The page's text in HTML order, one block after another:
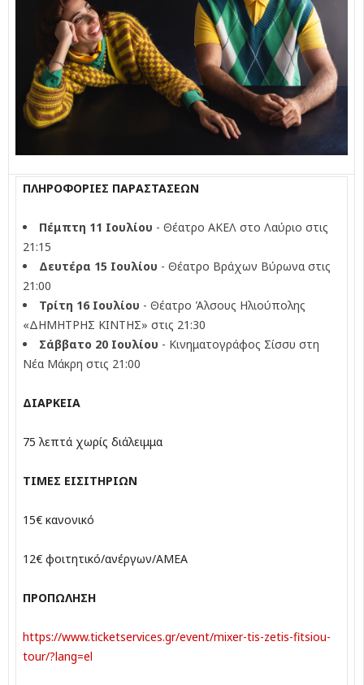
ΠΛΗΡΟΦΟΡΙΕΣ ΠΑΡΑΣΤΑΣΕΩΝ
Πέμπτη 11 Ιουλίου - Θέατρο ΑΚΕΛ στο Λαύριο στις
21:15
Δευτέρα 15 Ιουλίου - Θέατρο Βράχων Βύρωνα στις
21:00
Τρίτη 16 Ιουλίου - Θέατρο Άλσους Ηλιούπολης
«ΔΗΜΗΤΡΗΣ ΚΙΝΤΗΣ» στις 21:30
Σάββατο 20 Ιουλίου - Κινηματογράφος Σίσσυ στη
Νέα Μάκρη στις 21:00
ΔΙΑΡΚΕΙΑ
75 λεπτά χωρίς διάλειμμα
ΤΙΜΕΣ ΕΙΣΙΤΗΡΙΩΝ
15€ κανονικό
12€ φοιτητικό/ανέργων/ΑΜΕΑ
ΠΡΟΠΩΛΗΣΗ
https://www.ticketservices.gr/event/mixer-tis-zetis-fitsiou-
tour/?lang=el